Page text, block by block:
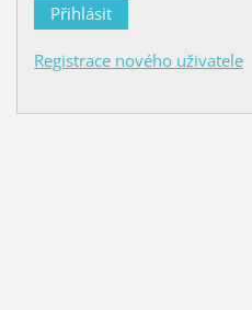
Registrace nového uživatele